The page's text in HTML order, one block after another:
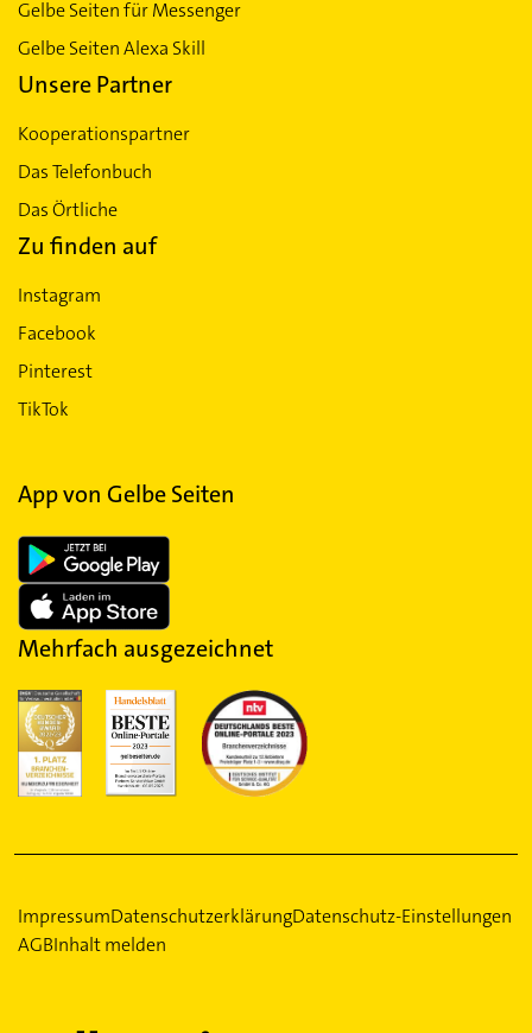
Gelbe Seiten für Messenger
Gelbe Seiten Alexa Skill
Unsere Partner
Kooperationspartner
Das Telefonbuch
Das Örtliche
Zu finden auf
Instagram
Facebook
Pinterest
TikTok
App von Gelbe Seiten
Mehrfach ausgezeichnet
ImpressumDatenschutzerklärungDatenschutz-Einstellungen
AGBInhalt melden